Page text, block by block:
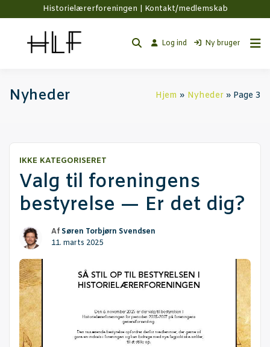
Historielærerforeningen | Kontakt/medlemskab
Log ind Ny bruger
Nyheder Hjem Nyhe­der Page 3
IKKE KATEGORISERET
Valg til for­e­nin­gens
besty­rel­se — Er det dig?
Af Søren Torbjørn Svendsen
11. marts 2025